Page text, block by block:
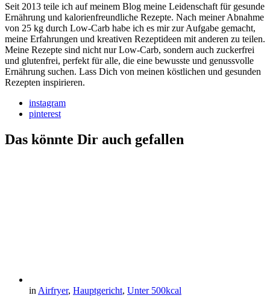
Seit 2013 teile ich auf meinem Blog meine Leidenschaft für gesunde
Ernährung und kalorienfreundliche Rezepte. Nach meiner Abnahme
von 25 kg durch Low-Carb habe ich es mir zur Aufgabe gemacht,
meine Erfahrungen und kreativen Rezeptideen mit anderen zu teilen.
Meine Rezepte sind nicht nur Low-Carb, sondern auch zuckerfrei
und glutenfrei, perfekt für alle, die eine bewusste und genussvolle
Ernährung suchen. Lass Dich von meinen köstlichen und gesunden
Rezepten inspirieren.
instagram
pinterest
Das könnte Dir auch gefallen
inAirfryer, Hauptgericht, Unter 500kcal